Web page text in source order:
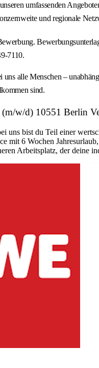
umfassenden
und regionale
7110.
uns alle Menschen –
sind.
w/d) 10551 Berlin
uns bist du Teil einer
mit 6 Wochen
Arbeitsplatz, der